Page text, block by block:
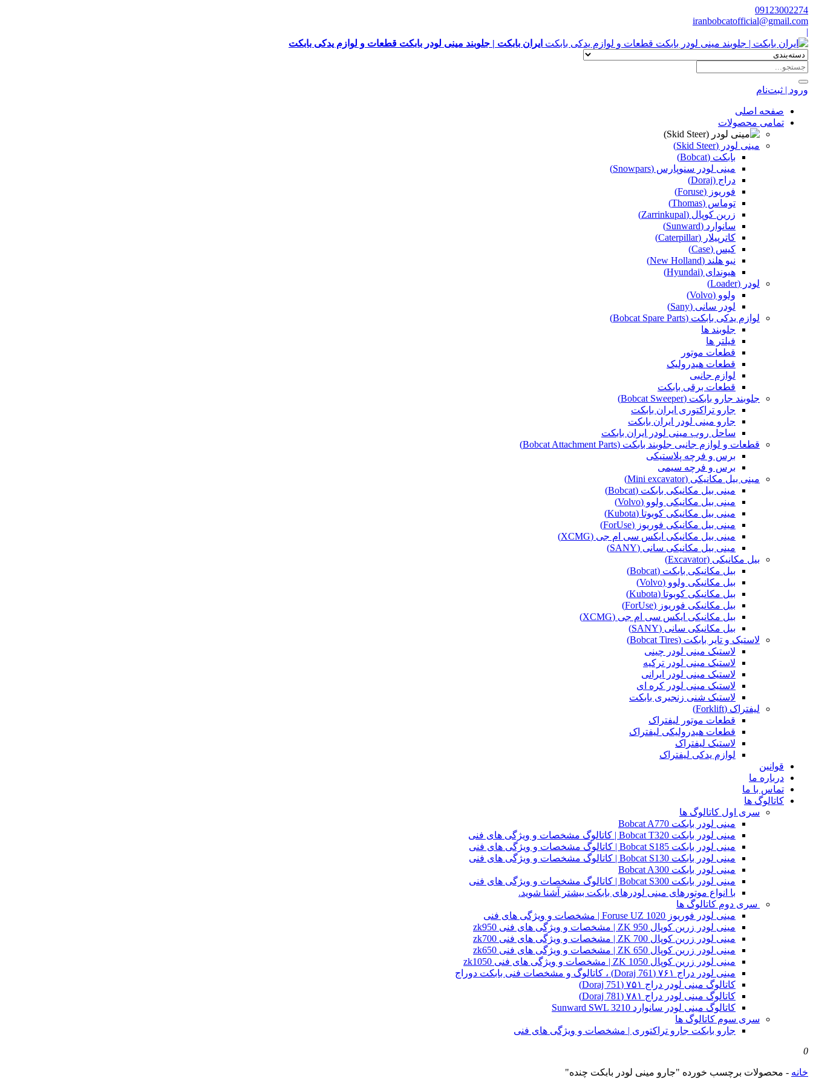
09123002274
iranbobcatofficial@gmail.com
|
ایران بابکت | جلوبند مینی لودر بابکت قطعات و لوازم یدکی بابکت
ورود | ثبت‌نام
صفحه اصلی
تمامی محصولات
مینی لودر (Skid Steer)
بابکت (Bobcat)
مینی لودر سنوپارس (Snowpars)
دراج (Doraj)
فوریوز (Foruse)
توماس (Thomas)
زرین کوپال (Zarrinkupal)
سانوارد (Sunward)
کاترپیلار (Caterpillar)
کیس (Case)
نیو هلند (New Holland)
هیوندای (Hyundai)
لودر (Loader)
ولوو (Volvo)
لودر سانی (Sany)
لوازم یدکی بابکت (Bobcat Spare Parts)
جلوبند ها
فیلتر ها
قطعات موتور
قطعات هیدرولیک
لوازم جانبی
قطعات برقی بابکت
جلوبند جارو بابکت (Bobcat Sweeper)
جارو تراکتوری ایران بابکت
جارو مینی لودر ایران بابکت
ساحل روب مینی لودر ایران بابکت
قطعات و لوازم جانبی جلوبند بابکت (Bobcat Attachment Parts)
برس و فرچه پلاستیکی
برس و فرچه سیمی
مینی بیل مکانیکی (Mini excavator)
مینی بیل مکانیکی بابکت (Bobcat)
مینی بیل مکانیکی ولوو (Volvo)
مینی بیل مکانیکی کوبوتا (Kubota)
مینی بیل مکانیکی فوریوز (ForUse)
مینی بیل مکانیکی ایکس سی ام جی (XCMG)
مینی بیل مکانیکی سانی (SANY)
بیل مکانیکی (Excavator)
بیل مکانیکی بابکت (Bobcat)
بیل مکانیکی ولوو (Volvo)
بیل مکانیکی کوبوتا (Kubota)
بیل مکانیکی فوریوز (ForUse)
بیل مکانیکی ایکس سی ام جی (XCMG)
بیل مکانیکی سانی (SANY)
لاستیک و تایر بابکت (Bobcat Tires)
لاستیک مینی لودر چینی
لاستیک مینی لودر ترکیه
لاستیک مینی لودر ایرانی
لاستیک مینی لودر کره ای
لاستیک شنی زنجیری بابکت
لیفتراک (Forklift)
قطعات موتور لیفتراک
قطعات هیدرولیکی لیفتراک
لاستیک لیفتراک
لوازم یدکی لیفتراک
قوانین
درباره ما
تماس با ما
کاتالوگ ها
سری اول کاتالوگ ها
مینی لودر بابکت Bobcat A770
مینی لودر بابکت Bobcat T320 | کاتالوگ مشخصات و ویژگی های فنی
مینی لودر بابکت Bobcat S185 | کاتالوگ مشخصات و ویژگی های فنی
مینی لودر بابکت Bobcat S130 | کاتالوگ مشخصات و ویژگی های فنی
مینی لودر بابکت Bobcat A300
مینی لودر بابکت Bobcat S300 | کاتالوگ مشخصات و ویژگی های فنی
با انواع موتورهای مینی لودرهای بابکت بیشتر آشنا شوید.
سری دوم کاتالوگ ها
مینی لودر فوریوز Foruse UZ 1020 | مشخصات و ویژگی های فنی
مینی لودر زرین کوپال ZK 950 | مشخصات و ویژگی های فنی zk950
مینی لودر زرین کوپال ZK 700 | مشخصات و ویژگی های فنی zk700
مینی لودر زرین کوپال ZK 650 | مشخصات و ویژگی های فنی zk650
مینی لودر زرین کوپال ZK 1050 | مشخصات و ویژگی های فنی zk1050
مینی لودر دراج ۷۶۱ (Doraj 761) ، کاتالوگ و مشخصات فنی بابکت دوراج
کاتالوگ مینی لودر دراج ۷۵۱ (Doraj 751)
کاتالوگ مینی لودر دراج ۷۸۱ (Doraj 781)
کاتالوگ مینی لودر سانوارد Sunward SWL 3210
سری سوم کاتالوگ ها
جارو بابکت جارو تراکتوری | مشخصات و ویژگی های فنی
0
خانه - محصولات برچسب خورده "جارو مینی لودر بابکت چنده"